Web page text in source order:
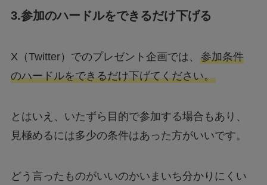
3.参加のハードルをできるだけ下げる
X（Twitter）でのプレゼント企画では、 参加条件
のハードルをできるだけ下げてください。
とはいえ、いたずら目的で参加する場合もあり、
見極めるには多少の条件はあった方がいいです。
どう言ったものがいいのかいまいち分かりにくい